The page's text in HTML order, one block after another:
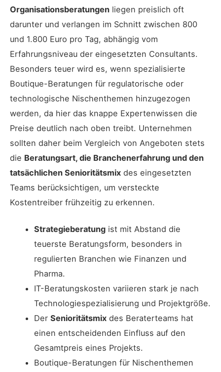
Organisationsberatungen liegen preislich oft
darunter und verlangen im Schnitt zwischen 800
und 1.800 Euro pro Tag, abhängig vom
Erfahrungsniveau der eingesetzten Consultants.
Besonders teuer wird es, wenn spezialisierte
Boutique-Beratungen für regulatorische oder
technologische Nischenthemen hinzugezogen
werden, da hier das knappe Expertenwissen die
Preise deutlich nach oben treibt. Unternehmen
sollten daher beim Vergleich von Angeboten stets
die Beratungsart, die Branchenerfahrung und den
tatsächlichen Senioritätsmix des eingesetzten
Teams berücksichtigen, um versteckte
Kostentreiber frühzeitig zu erkennen.
Strategieberatungist mit Abstand die
teuerste Beratungsform, besonders in
regulierten Branchen wie Finanzen und
Pharma.
IT-Beratungskosten variieren stark je nach
Technologiespezialisierung und Projektgröße.
Der Senioritätsmixdes Beraterteams hat
einen entscheidenden Einfluss auf den
Gesamtpreis eines Projekts.
Boutique-Beratungen für Nischenthemen